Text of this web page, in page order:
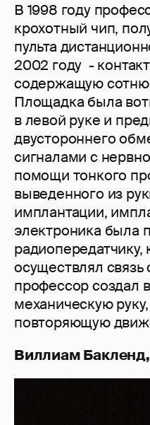
В 1998 году
крохотный чип,
пульта
2002 году -
содержащую
Площадка была
в левой руке и
двустороннего
сигналами с
помощи тонкого
выведенного из
имплантации,
электроника была
радиопередатчику,
осуществлял
профессор создал
механическую
повторяющую
Виллиам